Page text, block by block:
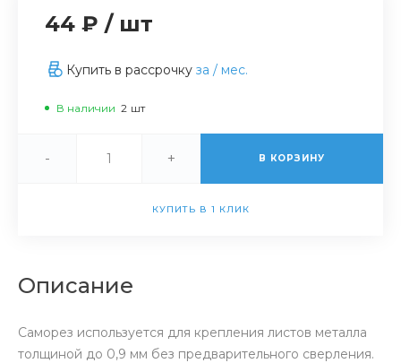
44 ₽ / шт
Купить в рассрочку за / мес.
В наличии 2 шт
- + В КОРЗИНУ
КУПИТЬ В 1 КЛИК
Описание
Саморез используется для крепления листов металла
толщиной до 0,9 мм без предварительного сверления.